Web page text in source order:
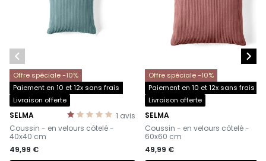
Offre spéciale -10%
Paiement en 10 et 12x sans frais
Livraison offerte
1 avis
SELMA
-
Coussin - en velours côtelé -
40x40 cm
49,99 €
Offre spéciale -10%
Paiement en 10 et 12x sans frais
Livraison offerte
SELMA
-
Coussin - en velours côtelé -
60x60 cm
49,99 €
 